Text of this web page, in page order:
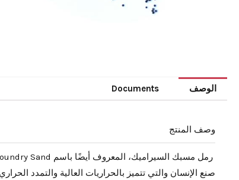
الوصف Documents
وصف المنتج
صنع الإنسان والتي تتميز بالحراريات العالية والتمدد